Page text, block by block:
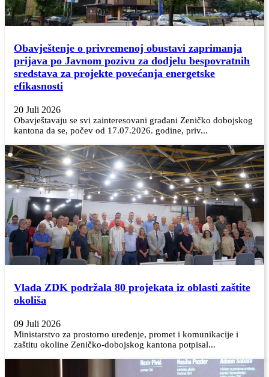
Obavještenje o privremenoj obustavi zaprimanja
prijava po Javnom pozivu za dodjelu bespovratnih
sredstava za projekte povećanja energetske
efikasnosti
20 Juli 2026
Obavještavaju se svi zainteresovani građani Zeničko dobojskog
kantona da se, počev od 17.07.2026. godine, priv...
Vlada ZDK podržala 80 projekata iz oblasti zaštite
okoliša
09 Juli 2026
Ministarstvo za prostorno uređenje, promet i komunikacije i
zaštitu okoline Zeničko-dobojskog kantona potpisal...